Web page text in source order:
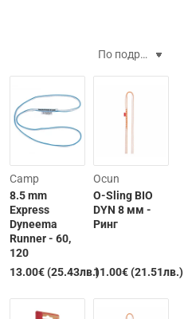
Camp
8.5 mm
Express
Dyneema
Runner - 60,
120
13.00€ (25.43лв.)
Ocun
O-Sling BIO
DYN 8 мм -
Ринг
11.00€ (21.51лв.)